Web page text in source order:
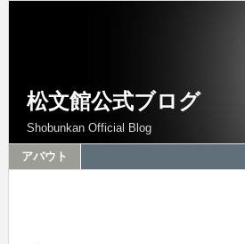
松文館公式ブログ
Shobunkan Official Blog
アバウト